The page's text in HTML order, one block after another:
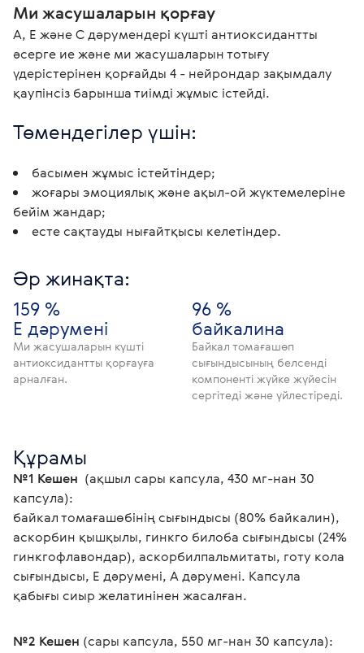
Ми жасушаларын қорғау
А, Е және С дәрумендері күшті антиоксидантты
әсерге ие және ми жасушаларын тотығу
үдерістерінен қорғайды 4 - нейрондар зақымдалу
қаупінсіз барынша тиімді жұмыс істейді.
Төмендегілер үшін:
басымен жұмыс істейтіндер;
жоғары эмоциялық және ақыл-ой жүктемелеріне
бейім жандар;
есте сақтауды нығайтқысы келетіндер.
Әр жинақта:
159 %
Е дәрумені
Ми жасушаларын күшті
антиоксидантты қорғауға
арналған.
96 %
байкалина
Байкал томағашөп
сығындысының белсенді
компоненті жүйке жүйесін
сергітеді және үйлестіреді.
Құрамы
№1 Кешен
  (ақшыл сары капсула, 430 мг-нан 30
капсула):
байкал томағашөбінің сығындысы (80% байкалин),
аскорбин қышқылы, гинкго билоба сығындысы (24%
гинкгофлавондар), аскорбилпальмитаты, готу кола
сығындысы, Е дәрумені, А дәрумені. Капсула
қабығы сиыр желатинінен жасалған.
№2 Кешен (сары капсула, 550 мг-нан 30 капсула):